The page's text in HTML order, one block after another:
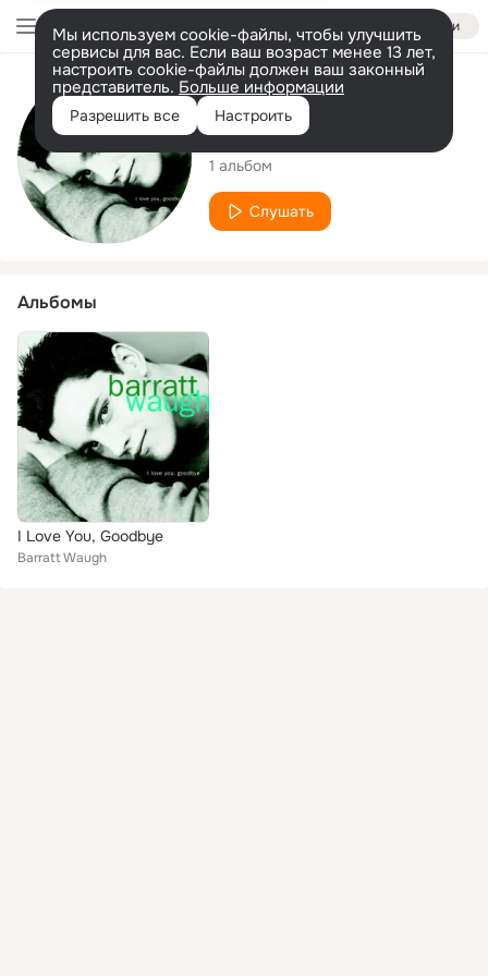
Войти
Мы используем cookie-файлы, чтобы улучшить
сервисы для вас. Если ваш возраст менее 13 лет,
настроить cookie-файлы должен ваш законный
представитель. Больше информации
Разрешить все Настроить
Исполнитель
Barratt Waugh
1 альбом
Слушать
Альбомы
I Love You, Goodbye
Barratt Waugh